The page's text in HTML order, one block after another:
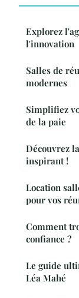
Explorez
l'innovation
Salles de
modernes
Simplifiez
de la paie
Découvrez
inspirant !
Location
pour vos
Comment
confiance ?
Le guide
Léa Mahé